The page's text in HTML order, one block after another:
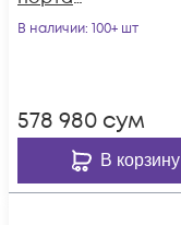
10/100/1000Base-T
В наличии: 100+ шт
578 980 сум
В корзину